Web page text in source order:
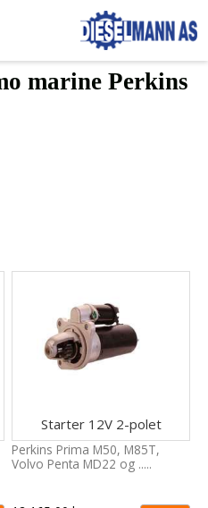
marine Perkins
Starter 12V 2-polet
Perkins Prima M50, M85T,
Volvo Penta MD22 og .....